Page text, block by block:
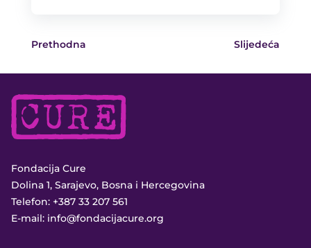
Prethodna Slijedeća
Fondacija Cure
Dolina 1, Sarajevo, Bosna i Hercegovina
Telefon: +387 33 207 561
E-mail: info@fondacijacure.org